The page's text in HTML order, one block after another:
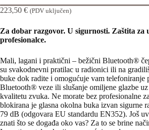
223,50 € (PDV uključen)
Za dobar razgovor. U sigurnosti. Zaštita za
profesionalce.
Mali, lagani i praktični – bežični Bluetooth®
su svakodnevni pratilac u radionici ili na
buke dok radite i omogućuje vam telefoniranje
Bluetooth® veze ili slušanje omiljene glazbe
kvalitetu zvuka. Ne morate bez profesionalne
blokirana je glasna okolna buka izvan sigurne
79 dB (odgovara EU standardu EN352). Još
znati što se događa oko vas? Za to se brine